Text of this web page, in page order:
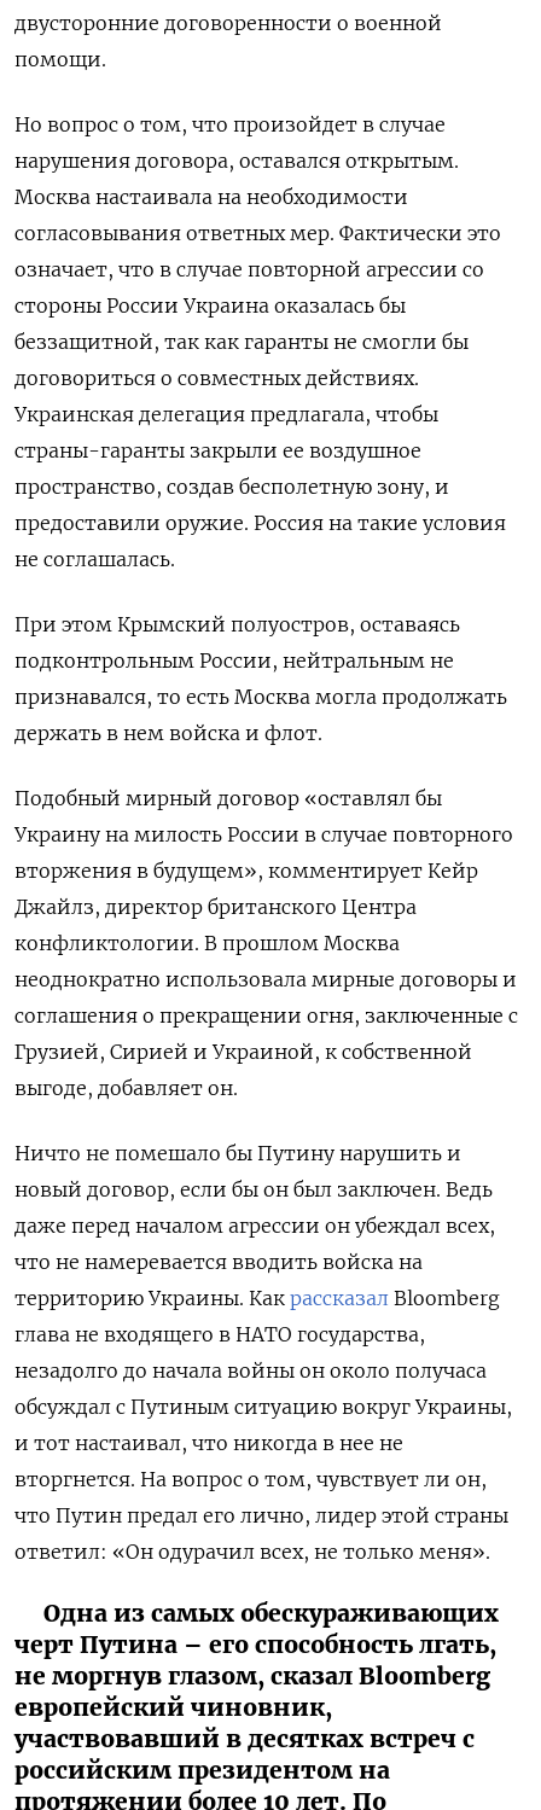
двусторонние договоренности о военной
помощи.
Но вопрос о том, что произойдет в случае
нарушения договора, оставался открытым.
Москва настаивала на необходимости
согласовывания ответных мер. Фактически это
означает, что в случае повторной агрессии со
стороны России Украина оказалась бы
беззащитной, так как гаранты не смогли бы
договориться о совместных действиях.
Украинская делегация предлагала, чтобы
страны-гаранты закрыли ее воздушное
пространство, создав бесполетную зону, и
предоставили оружие. Россия на такие условия
не соглашалась.
При этом Крымский полуостров, оставаясь
подконтрольным России, нейтральным не
признавался, то есть Москва могла продолжать
держать в нем войска и флот.
Подобный мирный договор «оставлял бы
Украину на милость России в случае повторного
вторжения в будущем», комментирует Кейр
Джайлз, директор британского Центра
конфликтологии. В прошлом Москва
неоднократно использовала мирные договоры и
соглашения о прекращении огня, заключенные с
Грузией, Сирией и Украиной, к собственной
выгоде, добавляет он.
Ничто не помешало бы Путину нарушить и
новый договор, если бы он был заключен. Ведь
даже перед началом агрессии он убеждал всех,
что не намеревается вводить войска на
территорию Украины. Как рассказал Bloomberg
глава не входящего в НАТО государства,
незадолго до начала войны он около получаса
обсуждал с Путиным ситуацию вокруг Украины,
и тот настаивал, что никогда в нее не
вторгнется. На вопрос о том, чувствует ли он,
что Путин предал его лично, лидер этой страны
ответил: «Он одурачил всех, не только меня».
Одна из самых обескураживающих
черт Путина – его способность лгать,
не моргнув глазом, сказал Bloomberg
европейский чиновник,
участвовавший в десятках встреч с
российским президентом на
протяжении более 10 лет. По